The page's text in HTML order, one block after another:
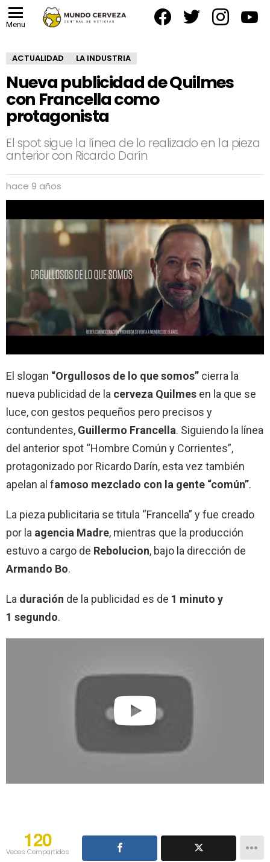
Menu
ACTUALIDAD LA INDUSTRIA
Nueva publicidad de Quilmes
con Francella como
protagonista
El spot sigue la línea de lo realizado en la pieza
anterior con Ricardo Darín
hace 9 años
El slogan “Orgullosos de lo que somos” cierra la
nueva publicidad de la cerveza Quilmes en la que se
luce, con gestos pequeños pero precisos y
contundentes, Guillermo Francella. Siguiendo la línea
del anterior spot “Hombre Común y Corrientes”,
protagonizado por Ricardo Darín, esta vez también
apelan al famoso mezclado con la gente “común”.
La pieza publicitaria se titula “Francella” y fue creado
por la agencia Madre, mientras que la producción
estuvo a cargo de Rebolucion, bajo la dirección de
Armando Bo.
La duración de la publicidad es de 1 minuto y
1 segundo.
120
Veces Compartidos